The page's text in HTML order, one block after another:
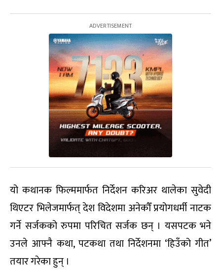
यो कथानक फिल्ममार्फत निर्देशन करिअर थालेका सुवेदी
थिएटर भिलेजमार्फत् देश विदेशमा अनेकौँ प्रयोगधर्मी नाटक
गर्ने सर्जकको रुपमा परिचित सर्जक छन् । यसपटक भने
उनले आफ्नै कथा, पटकथा तथा निर्देशनमा ‘हिउँको गीत’
तयार गरेका हुन् ।